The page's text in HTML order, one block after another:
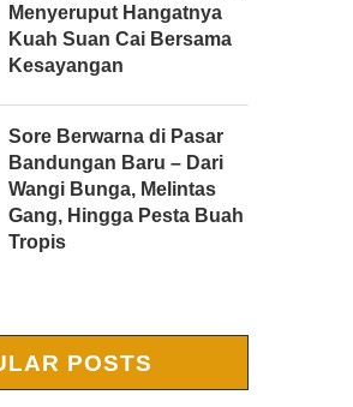
Menyeruput Hangatnya
Kuah Suan Cai Bersama
Kesayangan
Sore Berwarna di Pasar
Bandungan Baru – Dari
Wangi Bunga, Melintas
Gang, Hingga Pesta Buah
Tropis
POSTS